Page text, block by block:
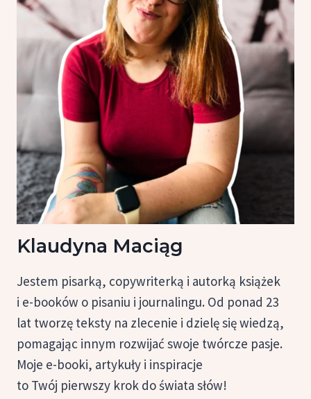
Klaudyna Maciąg
Jestem pisarką, copywriterką i autorką książek
i e-booków o pisaniu i journalingu. Od ponad 23
lat tworzę teksty na zlecenie i dzielę się wiedzą,
pomagając innym rozwijać swoje twórcze pasje.
Moje e-booki, artykuły i inspiracje
to Twój pierwszy krok do świata słów!